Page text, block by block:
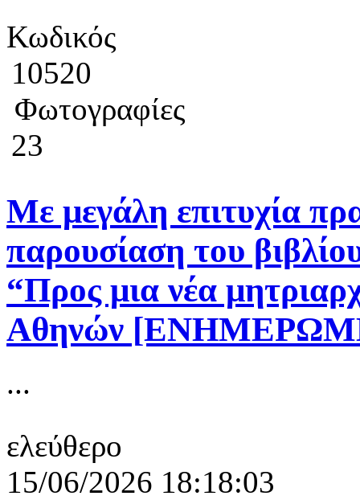
Κωδικός
10520
Φωτογραφίες
23
Με μεγάλη επιτυχία
παρουσίαση του
“Προς μια νέα
Αθηνών
...
ελεύθερο
15/06/2026 18:18:03